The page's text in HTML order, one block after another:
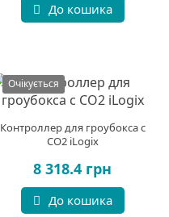
До кошика
Очікується
Контроллер для гроубокса c
CO2 iLogix
8 318.4 грн
До кошика